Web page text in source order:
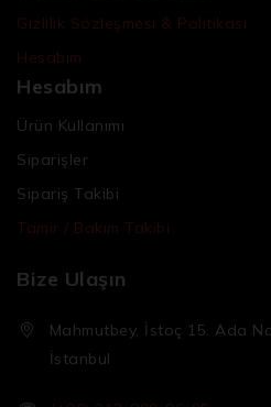
Gizlilik Sözleşmesi & Politikası
Hesabım
Hesabım
Ürün Kullanımı
Siparişler
Sipariş Takibi
Tamir / Bakım Takibi
Bize Ulaşın
Mahmutbey, İstoç 15. Ada
İstanbul